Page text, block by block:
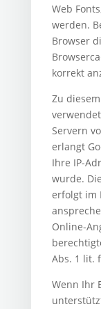
Web
werden.
Browser
korrekt
Zu
Servern
erlangt
Ihre IP-
wurde.
erfolgt im
Online-
Abs. 1 lit.
Wenn Ihr